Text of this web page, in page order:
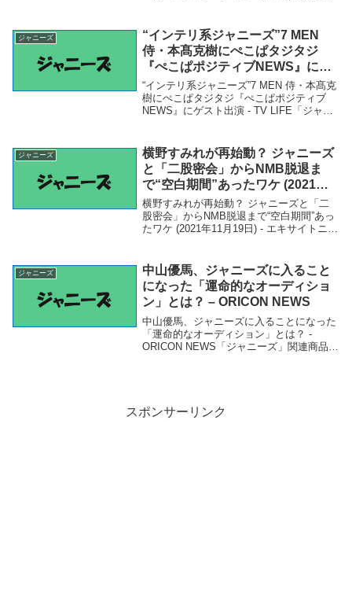
リアルライブ ジャニーズに忖度しない戦
略が...
ジャニーズ
“インテリ系ジャニーズ”7 MEN
侍・本髙克樹にぺこぱタジタジ
『ぺこぱポジティブNEWS』にゲ
スト出演 – TV LIFE
“インテリ系ジャニーズ”7 MEN 侍・本髙克
樹にぺこぱタジタジ『ぺこぱポジティブ
NEWS』にゲスト出演 - TV LIFE「ジャニ
こぱポジティブNEWS』に...
ジャニーズ
横野すみれが再始動？ ジャニーズ
と「二股密会」からNMB脱退ま
で“空白期間”あったワケ (2021年
11月19日) – エキサイトニュース
横野すみれが再始動？ ジャニーズと「二
股密会」からNMB脱退まで“空白期間”あっ
たワケ (2021年11月19日) - エキサイトニュ
NMB脱退まで“空白期間”あっ...
ジャニーズ
中山優馬、ジャニーズに入ること
になった「運命的なオーディショ
ン」とは？ – ORICON NEWS
中山優馬、ジャニーズに入ることになった
「運命的なオーディション」とは？ -
ORICON NEWS「ジャニーズ」関連商品中
スポンサーリンク